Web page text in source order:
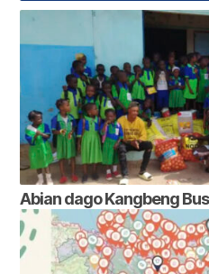
Abian dago Kangbeng